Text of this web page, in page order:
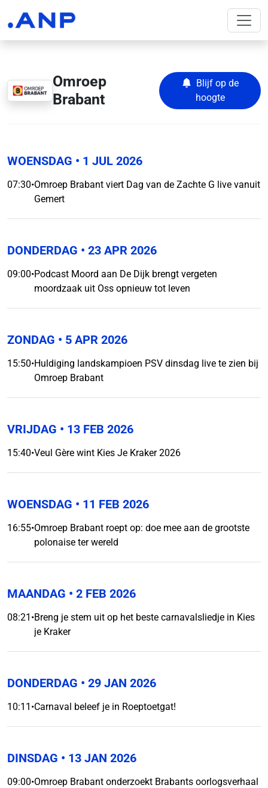
Omroep
Brabant
Blijf op de
hoogte
WOENSDAG • 1 JUL 2026
07:30•Omroep Brabant viert Dag van de Zachte G live vanuit
Gemert
DONDERDAG • 23 APR 2026
09:00•Podcast Moord aan De Dijk brengt vergeten
moordzaak uit Oss opnieuw tot leven
ZONDAG • 5 APR 2026
15:50•Huldiging landskampioen PSV dinsdag live te zien bij
Omroep Brabant
VRIJDAG • 13 FEB 2026
15:40•Veul Gère wint Kies Je Kraker 2026
WOENSDAG • 11 FEB 2026
16:55•Omroep Brabant roept op: doe mee aan de grootste
polonaise ter wereld
MAANDAG • 2 FEB 2026
08:21 •Breng je stem uit op het beste carnavalsliedje in Kies
je Kraker
DONDERDAG • 29 JAN 2026
10:11 •Carnaval beleef je in Roeptoetgat!
DINSDAG • 13 JAN 2026
09:00•Omroep Brabant onderzoekt Brabants oorlogsverhaal